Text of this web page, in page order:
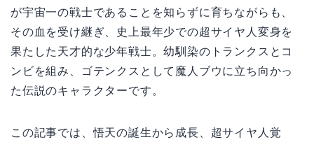
が宇宙一の戦士であることを知らずに育ちながらも、
その血を受け継ぎ、史上最年少での超サイヤ人変身を
果たした天才的な少年戦士。幼馴染のトランクスとコ
ンビを組み、ゴテンクスとして魔人ブウに立ち向かっ
た伝説のキャラクターです。
この記事では、悟天の誕生から成長、超サイヤ人覚